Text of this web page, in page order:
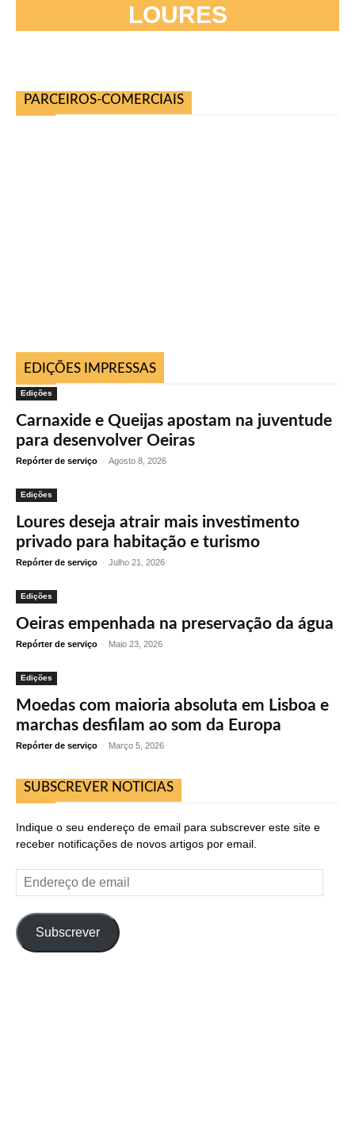
LOURES
PARCEIROS-COMERCIAIS
EDIÇÕES IMPRESSAS
Edições
Carnaxide e Queijas apostam na juventude
para desenvolver Oeiras
Repórter de serviço - Agosto 8, 2026
Edições
Loures deseja atrair mais investimento
privado para habitação e turismo
Repórter de serviço - Julho 21, 2026
Edições
Oeiras empenhada na preservação da água
Repórter de serviço - Maio 23, 2026
Edições
Moedas com maioria absoluta em Lisboa e
marchas desfilam ao som da Europa
Repórter de serviço - Março 5, 2026
SUBSCREVER NOTICIAS
Indique o seu endereço de email para subscrever este site e
receber notificações de novos artigos por email.
Endereço
de
Subscrever